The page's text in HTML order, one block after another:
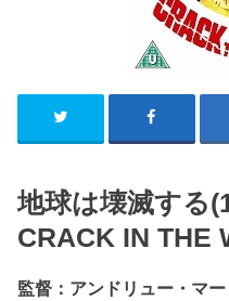
地球は壊滅する
CRACK IN THE
監督：アンドリュー・マ